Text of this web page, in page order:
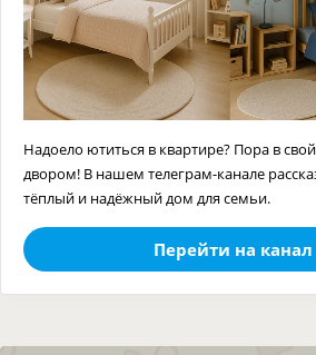
Надоело ютиться в квартире? Пора в
двором! В нашем телеграм-канале
тёплый и надёжный дом для семьи.
Перейти на канал